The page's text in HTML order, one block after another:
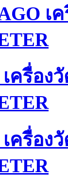
เ
เครื่อ
เครื่อ